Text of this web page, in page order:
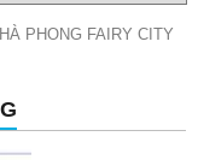
HÀ PHONG FAIRY CITY